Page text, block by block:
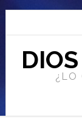
¿LO